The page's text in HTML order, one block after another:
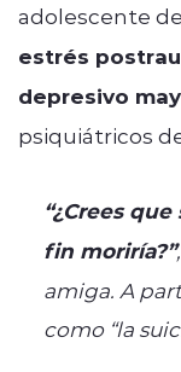
adolescente
estrés
depresivo
psiquiátricos
“¿Crees
fin moriría?”
amiga. A
como “la